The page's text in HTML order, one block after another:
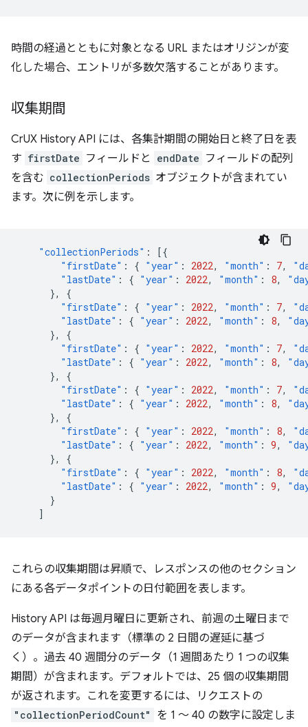
時間の経過とともに対象となる URL またはオリジンが変
化した場合、エントリが多数欠落することがあります。
収集期間
CrUX History API には、各集計期間の開始日と終了日を表
す firstDate フィールドと endDate フィールドの配列
を含む collectionPeriods オブジェクトが含まれてい
ます。次に例を示します。
"collectionPeriods" :
[{
"firstDate" : { "year" : 2022, "month" : 7,
"lastDate" : { "year" : 2022, "month" : 8,
},
{
"firstDate" : { "year" : 2022, "month" : 7,
"lastDate" : { "year" : 2022, "month" : 8,
},
{
"firstDate" : { "year" : 2022, "month" : 7,
"lastDate" : { "year" : 2022, "month" : 8,
},
{
"firstDate" : { "year" : 2022, "month" : 7,
"lastDate" : { "year" : 2022, "month" : 8,
},
{
"firstDate" : { "year" : 2022, "month" : 8,
"lastDate" : { "year" : 2022, "month" : 9,
},
{
"firstDate" : { "year" : 2022, "month" : 8,
"lastDate" : { "year" : 2022, "month" : 9,
}
]
これらの収集期間は昇順で、レスポンスの他のセクション
にある各データポイントの日付範囲を表します。
History API は毎週月曜日に更新され、前週の土曜日まで
のデータが含まれます（標準の 2 日間の遅延に基づ
く）。過去 40 週間分のデータ（1 週間あたり 1 つの収集
期間）が含まれます。デフォルトでは、25 個の収集期間
が返されます。これを変更するには、リクエストの
"collectionPeriodCount"
を 1 ～ 40 の数字に設定しま